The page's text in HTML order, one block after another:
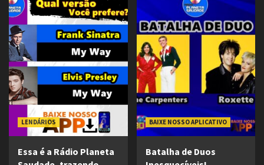
LENDÁRIOS
Essa é a Rádio Planeta
BAIXE NOSSO APLICATIVO
Batalha de Duos